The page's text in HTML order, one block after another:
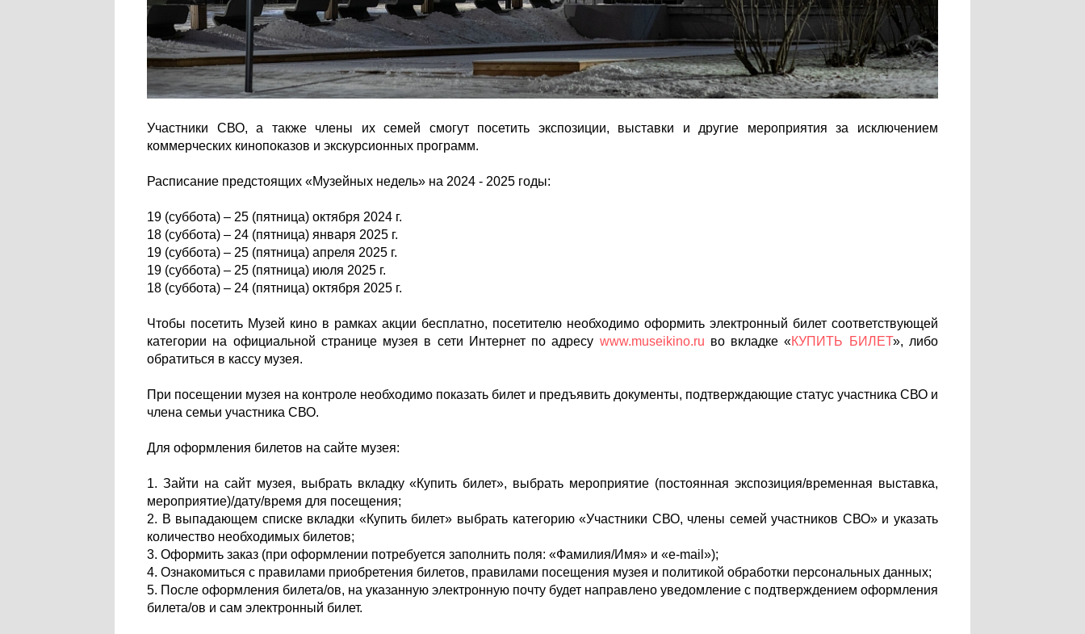
Участники СВО, а также члены их семей смогут посетить экспозиции, выставки и другие мероприятия за исключением
коммерческих кинопоказов и экскурсионных программ.
Расписание предстоящих «Музейных недель» на 2024 - 2025 годы:
19 (суббота) – 25 (пятница) октября 2024 г.
18 (суббота) – 24 (пятница) января 2025 г.
19 (суббота) – 25 (пятница) апреля 2025 г.
19 (суббота) – 25 (пятница) июля 2025 г.
18 (суббота) – 24 (пятница) октября 2025 г.
Чтобы посетить Музей кино в рамках акции бесплатно, посетителю необходимо оформить электронный билет соответствующей
категории на официальной странице музея в сети Интернет по адресу www.museikino.ru во вкладке «КУПИТЬ БИЛЕТ», либо
обратиться в кассу музея.
При посещении музея на контроле необходимо показать билет и предъявить документы, подтверждающие статус участника СВО и
члена семьи участника СВО.
Для оформления билетов на сайте музея:
1. Зайти на сайт музея, выбрать вкладку «Купить билет», выбрать мероприятие (постоянная экспозиция/временная выставка,
мероприятие)/дату/время для посещения;
2. В выпадающем списке вкладки «Купить билет» выбрать категорию «Участники СВО, члены семей участников СВО» и указать
количество необходимых билетов;
3. Оформить заказ (при оформлении потребуется заполнить поля: «Фамилия/Имя» и «e-mail»);
4. Ознакомиться с правилами приобретения билетов, правилами посещения музея и политикой обработки персональных данных;
5. После оформления билета/ов, на указанную электронную почту будет направлено уведомление с подтверждением оформления
билета/ов и сам электронный билет.